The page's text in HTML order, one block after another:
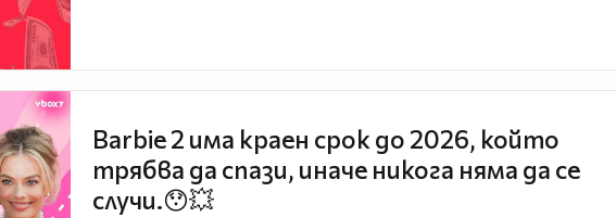
Barbie 2 има краен срок до 2026, който
трябва да спази, иначе никога няма да се
случи.😯💥